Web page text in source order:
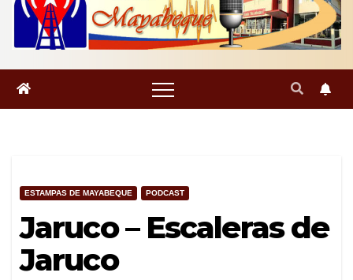
ESTAMPAS DE MAYABEQUE PODCAST
Jaruco – Escaleras de
Jaruco